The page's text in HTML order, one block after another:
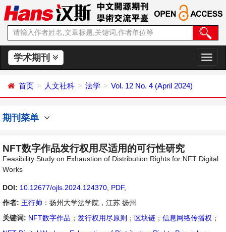
学术期刊
切
换
首页 人文社科 法学 Vol. 12 No. 4 (April 2024)
期刊菜单
NFT数字作品发行权用尽适用的可行性研究
Feasibility Study on Exhaustion of Distribution Rights for NFT Digital
Works
DOI: 10.12677/ojls.2024.124370 PDF,
作者: 王行帅 ：扬州大学法学院，江苏 扬州
关键词: NFT数字作品 ； 发行权用尽原则 ； 区块链 ； 信息网络传播权 ；